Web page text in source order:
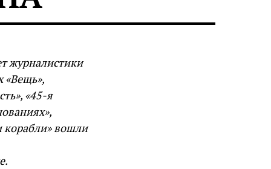
журналистики
«Вещь»,
«45-я
корабли» вошли